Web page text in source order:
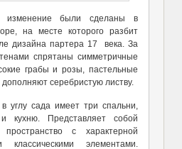
изменение были сделаны в
на месте которого разбит
дизайна партера 17 века. За
спрятаны симметричные
грабы и розы, пастельные
серебристую листву.
углу сада имеет три спальни,
кухню. Представляет собой
с характерной
элементами.